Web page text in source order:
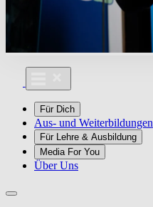
Für Dich
Aus- und Weiterbildungen
Für Lehre & Ausbildung
Media For You
Über Uns